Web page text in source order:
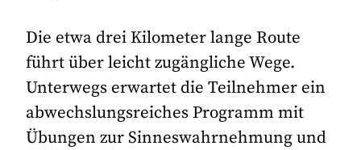
Die etwa drei Kilometer lange Route
führt über leicht zugängliche Wege.
Unterwegs erwartet die Teilnehmer ein
abwechslungsreiches Programm mit
Übungen zur Sinneswahrnehmung und